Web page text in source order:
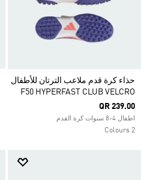
حذاء كرة قدم ملاعب الترتان للأطفال
F50 HYPERFAST CLUB VELCRO
QR 239.00
اطفال 4-8 سنوات كرة القدم
2 Colours